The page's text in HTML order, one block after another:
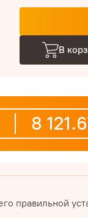
В
8
правильной